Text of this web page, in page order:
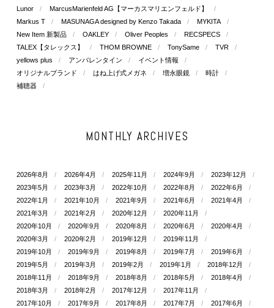
Lunor
MarcusMarienfeld AG【マーカスマリエンフェルド】
Markus T
MASUNAGA designed by Kenzo Takada
MYKITA
New Item 新製品
OAKLEY Oliver Peoples
RECSPECS
TALEX【タレックス】
THOM BROWNE TonySame
TVR
yellows plus
アンバレンタイン
イベント情報
オリジナルブランド
はね上げ式メガネ 増永眼鏡
時計
補聴器
MONTHLY ARCHIVES
2026年8月 2026年4月 2025年11月 2024年9月
2023年12月
2023年5月
2023年3月 2022年10月 2022年8月
2022年6月
2022年1月
2021年10月 2021年9月 2021年6月
2021年4月
2021年3月
2021年2月 2020年12月
2020年11月
2020年10月
2020年9月 2020年8月 2020年6月
2020年4月
2020年3月
2020年2月 2019年12月
2019年11月
2019年10月
2019年9月 2019年8月 2019年7月
2019年6月
2019年5月
2019年3月 2019年2月 2019年1月
2018年12月
2018年11月
2018年9月 2018年8月 2018年5月
2018年4月
2018年3月
2018年2月 2017年12月
2017年11月
2017年10月
2017年9月 2017年8月 2017年7月
2017年6月